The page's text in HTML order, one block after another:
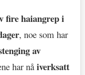
fire haiangrep i
, noe som har
av
har nåiverksatt